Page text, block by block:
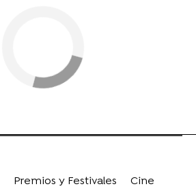
Premios y Festivales
Cine